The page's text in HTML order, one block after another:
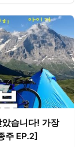
니다! 가장
주 EP.2]